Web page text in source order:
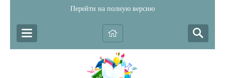
Перейти на полную версию